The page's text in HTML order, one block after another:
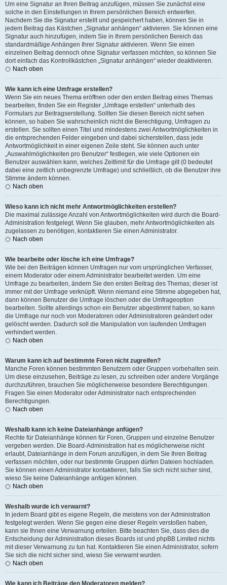
Um eine Signatur an Ihren Beitrag anzufügen, müssen Sie zunächst eine
solche in den Einstellungen in Ihrem persönlichen Bereich entwerfen.
Nachdem Sie die Signatur erstellt und gespeichert haben, können Sie in
jedem Beitrag das Kästchen „Signatur anhängen“ aktivieren. Sie können eine
Signatur auch hinzufügen, indem Sie in Ihrem persönlichen Bereich das
standardmäßige Anhängen Ihrer Signatur aktivieren. Wenn Sie einen
einzelnen Beitrag dennoch ohne Signatur verfassen möchten, so können Sie
dort einfach das Kontrollkästchen „Signatur anhängen“ wieder deaktivieren.
Nach oben
Wie kann ich eine Umfrage erstellen?
Wenn Sie ein neues Thema eröffnen oder den ersten Beitrag eines Themas
bearbeiten, finden Sie ein Register „Umfrage erstellen“ unterhalb des
Formulars zur Beitragserstellung. Sollten Sie diesen Bereich nicht sehen
können, so haben Sie wahrscheinlich nicht die Berechtigung, Umfragen zu
erstellen. Sie sollten einen Titel und mindestens zwei Antwortmöglichkeiten in
die entsprechenden Felder eingeben und dabei sicherstellen, dass jede
Antwortmöglichkeit in einer eigenen Zeile steht. Sie können auch unter
„Auswahlmöglichkeiten pro Benutzer“ festlegen, wie viele Optionen ein
Benutzer auswählen kann, welches Zeitlimit für die Umfrage gilt (0 bedeutet
dabei eine zeitlich unbegrenzte Umfrage) und schließlich, ob die Benutzer ihre
Stimme ändern können.
Nach oben
Wieso kann ich nicht mehr Antwortmöglichkeiten erstellen?
Die maximal zulässige Anzahl von Antwortmöglichkeiten wird durch die Board-
Administration festgelegt. Wenn Sie glauben, mehr Antwortmöglichkeiten als
zugelassen zu benötigen, kontaktieren Sie einen Administrator.
Nach oben
Wie bearbeite oder lösche ich eine Umfrage?
Wie bei den Beiträgen können Umfragen nur vom ursprünglichen Verfasser,
einem Moderator oder einem Administrator bearbeitet werden. Um eine
Umfrage zu bearbeiten, ändern Sie den ersten Beitrag des Themas; dieser ist
immer mit der Umfrage verknüpft. Wenn niemand eine Stimme abgegeben hat,
dann können Benutzer die Umfrage löschen oder die Umfrageoption
bearbeiten. Sollte allerdings schon ein Benutzer abgestimmt haben, so kann
die Umfrage nur noch von Moderatoren oder Administratoren geändert oder
gelöscht werden. Dadurch soll die Manipulation von laufenden Umfragen
verhindert werden.
Nach oben
Warum kann ich auf bestimmte Foren nicht zugreifen?
Manche Foren können bestimmten Benutzern oder Gruppen vorbehalten sein.
Um diese einzusehen, Beiträge zu lesen, zu schreiben oder andere Vorgänge
durchzuführen, brauchen Sie möglicherweise besondere Berechtigungen.
Fragen Sie einen Moderator oder Administrator nach entsprechenden
Berechtigungen.
Nach oben
Weshalb kann ich keine Dateianhänge anfügen?
Rechte für Dateianhänge können für Foren, Gruppen und einzelne Benutzer
vergeben werden. Die Board-Administration hat es möglicherweise nicht
erlaubt, Dateianhänge in dem Forum anzufügen, in dem Sie Ihren Beitrag
verfassen möchten, oder nur bestimmte Gruppen dürfen Dateien hochladen.
Sie können einen Administrator kontaktieren, falls Sie sich nicht sicher sind,
wieso Sie keine Dateianhänge anfügen können.
Nach oben
Weshalb wurde ich verwarnt?
In jedem Board gibt es eigene Regeln, die meistens von der Administration
festgelegt werden. Wenn Sie gegen eine dieser Regeln verstoßen haben,
kann sie Ihnen eine Verwarnung erteilen. Bitte beachten Sie, dass dies die
Entscheidung der Administration dieses Boards ist und phpBB Limited nichts
mit dieser Verwarnung zu tun hat. Kontaktieren Sie einen Administrator, sofern
Sie sich die nicht sicher sind, wieso Sie verwarnt wurden.
Nach oben
Wie kann ich Beiträge den Moderatoren melden?